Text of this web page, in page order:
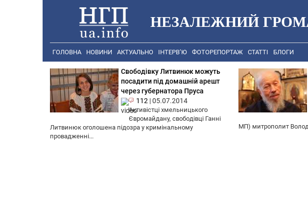
НЕЗАЛЕЖНИЙ
ГОЛОВНА НОВИНИ АКТУАЛЬНО ІНТЕРВ’Ю ФОТОРЕПОРТАЖ СТАТТІ БЛОГИ
Свободівку Литвинюк можуть
посадити під домашній арешт
через губернатора Пруса
112 |05.07.2014
Активістці хмельницького
Євромайдану, свободівці Ганні
Литвинюк оголошена підозра у кримінальному
провадженні...
МП) митрополит